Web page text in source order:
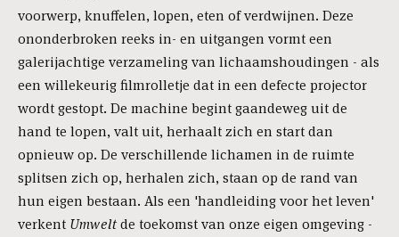
voorwerp, knuffelen, lopen, eten of verdwijnen. Deze
ononderbroken reeks in- en uitgangen vormt een
galerijachtige verzameling van lichaamshoudingen - als
een willekeurig filmrolletje dat in een defecte projector
wordt gestopt. De machine begint gaandeweg uit de
hand te lopen, valt uit, herhaalt zich en start dan
opnieuw op. De verschillende lichamen in de ruimte
splitsen zich op, herhalen zich, staan op de rand van
hun eigen bestaan. Als een 'handleiding voor het leven'
verkent Umweltde toekomst van onze eigen omgeving -